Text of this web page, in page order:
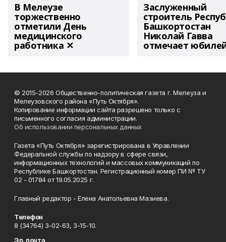
В Мелеузе
торжественно
отметили День
медицинского
работника ✕
Заслуженный
строитель
Башкортостан
Николай Гавва
отмечает
© 2015-2026 Общественно-политическая газета г. Мелеуза и
Мелеузовского района «Путь Октября».
Копирование информации сайта разрешено только с
письменного согласия администрации.
Об использовании персональных данных
Газета «Путь Октября» зарегистрирована в Управлении
Федеральной службы по надзору в сфере связи,
информационных технологий и массовых коммуникаций по
Республике Башкортостан. Регистрационный номер ПИ № ТУ
02 - 01784 от 19.05.2025 г.
Главный редактор - Елена Анатольевна Мазиева.
Телефон
8 (34764) 3-02-63, 3-15-10.
Эл. почта